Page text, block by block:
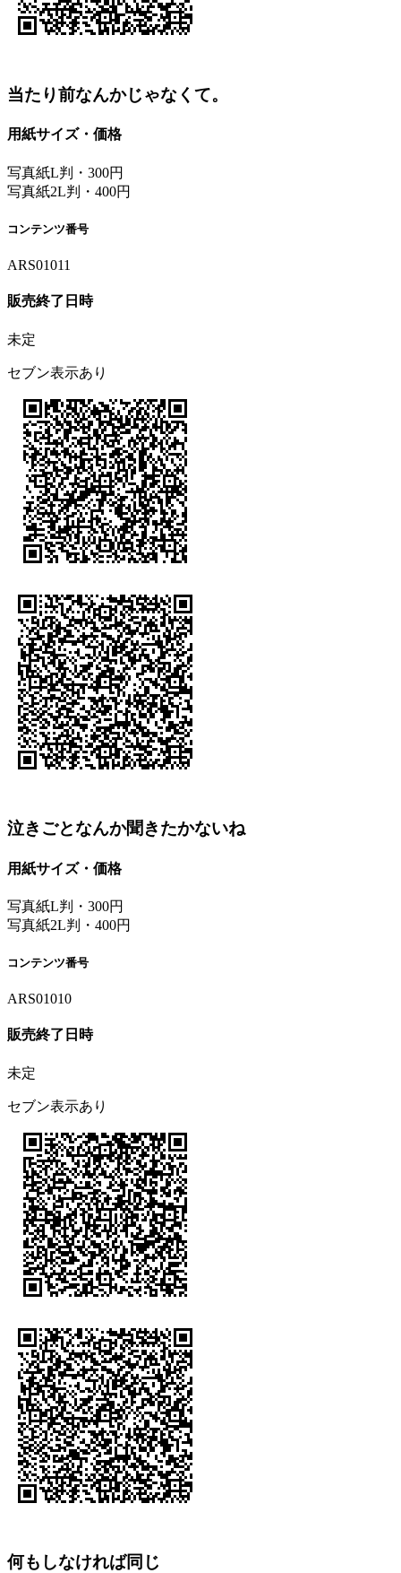
当たり前なんかじゃなくて。
用紙サイズ・価格
写真紙L判・300円
写真紙2L判・400円
コンテンツ番号
ARS01011
販売終了日時
未定
セブン表示あり
泣きごとなんか聞きたかないね
用紙サイズ・価格
写真紙L判・300円
写真紙2L判・400円
コンテンツ番号
ARS01010
販売終了日時
未定
セブン表示あり
何もしなければ同じ